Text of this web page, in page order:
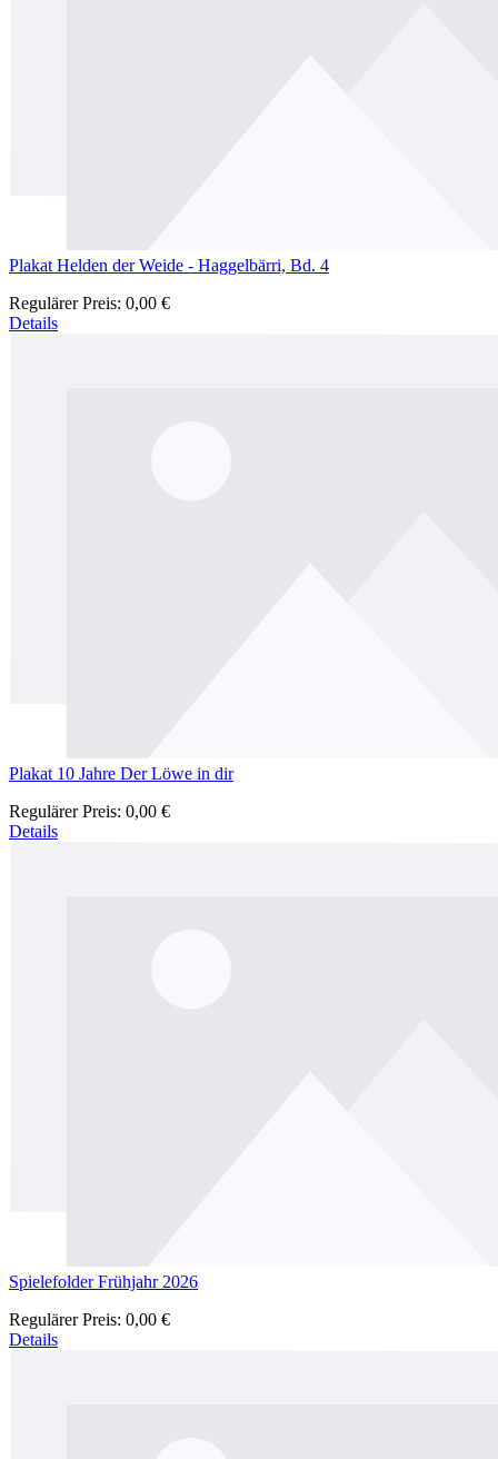
Plakat Helden der Weide - Haggelbärri, Bd. 4
Regulärer Preis: 0,00 €
Details
Plakat 10 Jahre Der Löwe in dir
Regulärer Preis: 0,00 €
Details
Spielefolder Frühjahr 2026
Regulärer Preis: 0,00 €
Details